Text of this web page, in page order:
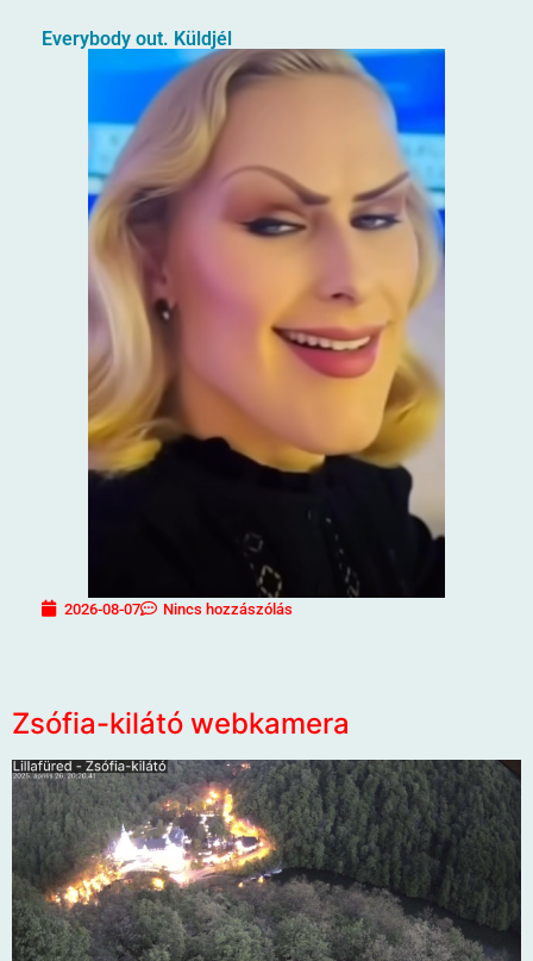
Everybody out. Küldjél
2026-08-07 Nincs hozzászólás
Zsófia-kilátó webkamera